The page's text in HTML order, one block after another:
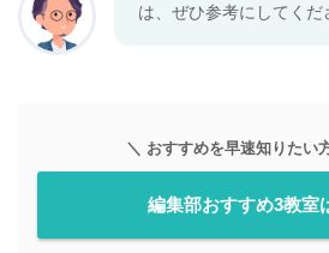
は、ぜひ参考にしてくだ
＼ おすすめを早速知りたい
編集部おすすめ3教室